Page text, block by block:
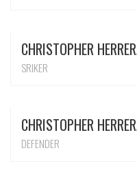
CHRISTOPHER
SRIKER
CHRISTOPHER
DEFENDER